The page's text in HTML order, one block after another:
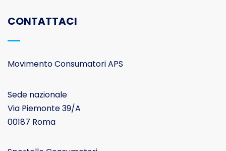
CONTATTACI
Movimento Consumatori APS
Sede nazionale
Via Piemonte 39/A
00187 Roma